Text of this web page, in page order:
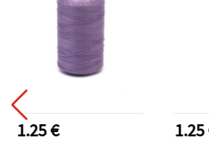
1.25 € 1.25